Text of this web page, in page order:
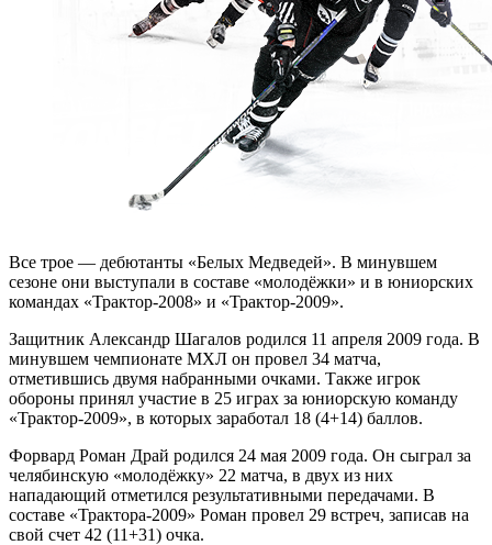
Все трое — дебютанты «Белых Медведей». В минувшем
сезоне они выступали в составе «молодёжки» и в юниорских
командах «Трактор-2008» и «Трактор-2009».
Защитник Александр Шагалов родился 11 апреля 2009 года. В
минувшем чемпионате МХЛ он провел 34 матча,
отметившись двумя набранными очками. Также игрок
обороны принял участие в 25 играх за юниорскую команду
«Трактор-2009», в которых заработал 18 (4+14) баллов.
Форвард Роман Драй родился 24 мая 2009 года. Он сыграл за
челябинскую «молодёжку» 22 матча, в двух из них
нападающий отметился результативными передачами. В
составе «Трактора-2009» Роман провел 29 встреч, записав на
свой счет 42 (11+31) очка.